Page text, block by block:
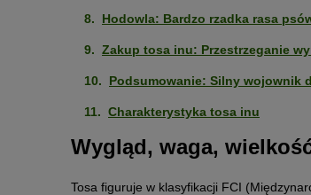
Hodowla: Bardzo rzadka rasa
Zakup tosa inu: Przestrzeganie
Podsumowanie: Silny wojownik
Charakterystyka tosa inu
Wygląd, waga,
Tosa figuruje w klasyfikacji FCI